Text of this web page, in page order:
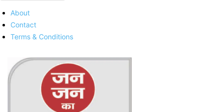
About
Contact
Terms & Conditions